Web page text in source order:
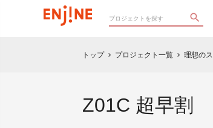
トップ chevron_right プロジェクト一覧 chevron_right 理想の
Z01C 超早割